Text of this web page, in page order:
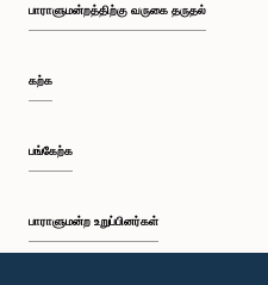
பாராளுமன்றத்திற்கு வருகை தருதல்
கற்க
பங்கேற்க
பாராளுமன்ற உறுப்பினர்கள்